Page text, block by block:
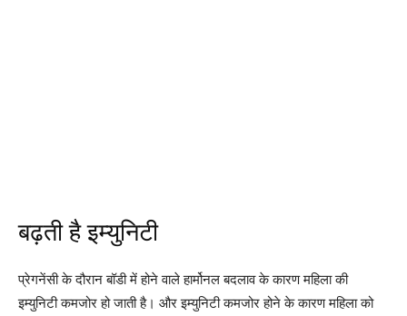
बढ़ती है इम्युनिटी
प्रेगनेंसी के दौरान बॉडी में होने वाले हार्मोनल बदलाव के कारण महिला की
इम्युनिटी कमजोर हो जाती है। और इम्युनिटी कमजोर होने के कारण महिला को